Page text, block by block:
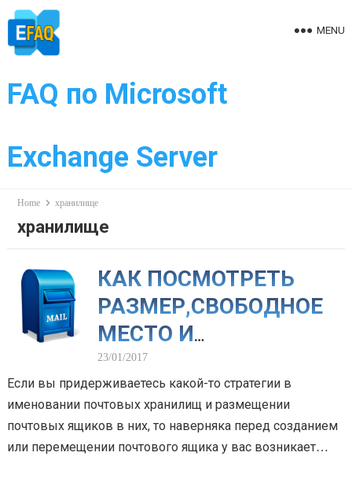
to
content
FAQ по Microsoft
Exchange Server
MENU
Home хранилище
хранилище
КАК ПОСМОТРЕТЬ
РАЗМЕР,СВОБОДНОЕ
МЕСТО И
КОЛИЧЕСТВО
ПОЛЬЗОВАТЕЛЕЙ В
ХРАНИЛИЩЕ?
23/01/2017
Если вы придерживаетесь какой-то стратегии в
именовании почтовых хранилищ и размещении
почтовых ящиков в них, то наверняка перед созданием
или перемещении почтового ящика у вас возникает